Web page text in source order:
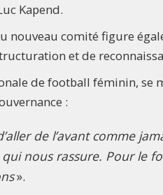
Kapend.
nouveau comité figure
et de
de football féminin,
:
de l’avant comme
nous rassure. Pour le
».